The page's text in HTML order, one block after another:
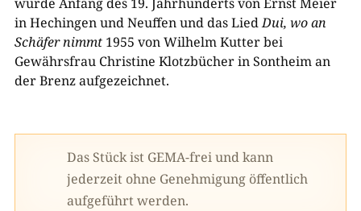
in Hechingen und Neuffen und das LiedDui, wo an
Schäfer nimmt 1955 von Wilhelm Kutter bei
Gewährsfrau Christine Klotzbücher in Sontheim an
der Brenz aufgezeichnet.
Das Stück ist GEMA-frei und kann
jederzeit ohne Genehmigung öffentlich
aufgeführt werden.